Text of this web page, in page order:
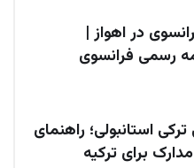
در اهواز |
رسمی فرانسوی
استانبولی؛ راهنمای
برای ترکیه